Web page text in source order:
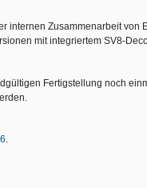
internen Zusammenarbeit von
mit integriertem SV8-
Fertigstellung noch
.